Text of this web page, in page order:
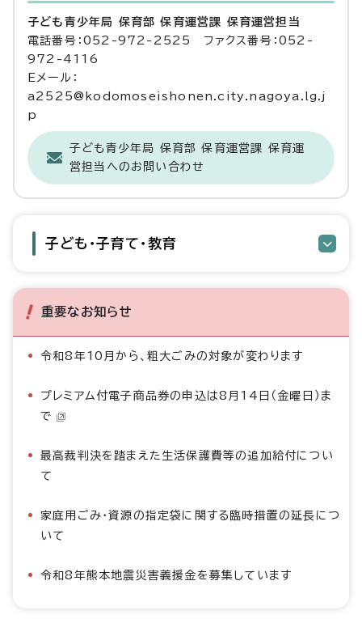
子ども青少年局 保育部 保育運営課 保育運営担当
電話番号：052-972-2525 ファクス番号：052-
972-4116
Eメール：
a2525@kodomoseishonen.city.nagoya.lg.j
p
子ども青少年局 保育部 保育運営課 保育運
営担当へのお問い合わせ
子ども・子育て・教育
重要なお知らせ
令和8年10月から、粗大ごみの対象が変わります
プレミアム付電子商品券の申込は8月14日（金曜日）ま
で
最高裁判決を踏まえた生活保護費等の追加給付につい
て
家庭用ごみ・資源の指定袋に関する臨時措置の延長につ
いて
令和8年熊本地震災害義援金を募集しています